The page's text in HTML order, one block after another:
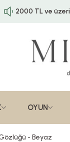
2000 TL ve üzeri
OYUN
- Beyaz